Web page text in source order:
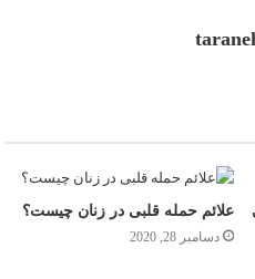
علائم حمله قلبی در زنان چیست؟
دسامبر 28, 2020